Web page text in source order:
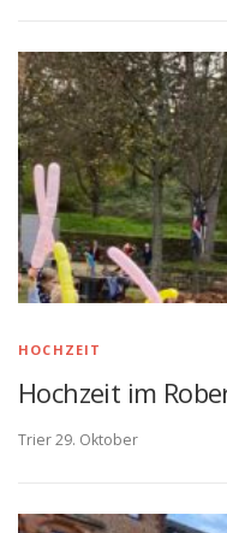
HOCHZEIT
Hochzeit im
Trier 29. Oktober